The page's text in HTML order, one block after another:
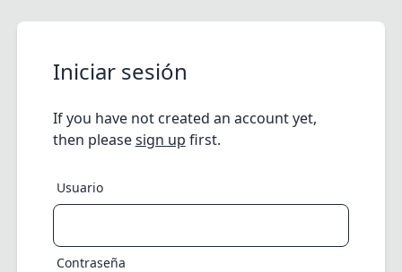
Iniciar sesión
If you have not created an account yet,
then pleasesign up first.
Usuario
Contraseña